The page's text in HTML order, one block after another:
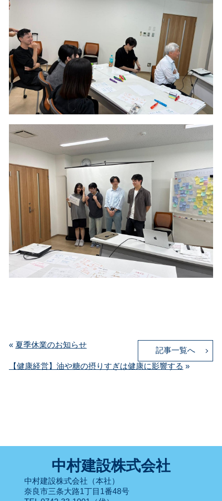
« 夏季休業のお知らせ
記事一覧へ
【健康経営】油や糖の摂りすぎは健康に影響する »
中村建設株式会社
中村建設株式会社（本社）
奈良市三条大路1丁目1番48号